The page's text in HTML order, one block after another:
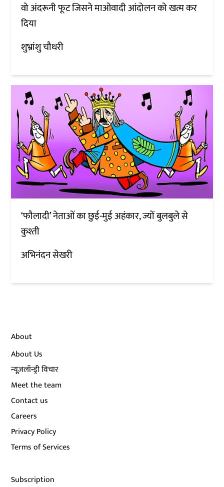
वो अंदरूनी फूट जिसने माओवादी आंदोलन को खत्म कर
दिया
शुभ्रांशु चौधरी
‘फौलादी’ नेताओं का छुई-मुई अहंकार, ज्यों बुलबुले से
कुश्ती
अभिनंदन सेखरी
About
About Us
न्यूज़लॉन्ड्री विचार
Meet the team
Contact us
Careers
Privacy Policy
Terms of Services
Subscription